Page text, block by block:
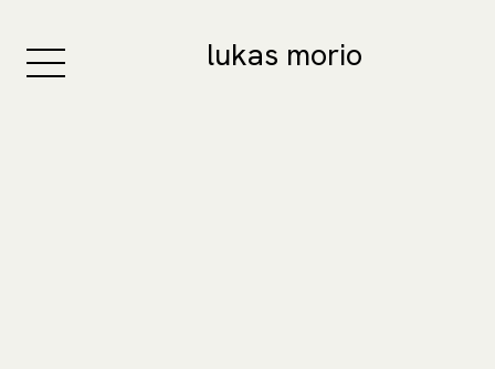
lukas morio